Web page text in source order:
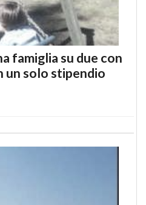
famiglia su due con
un solo stipendio